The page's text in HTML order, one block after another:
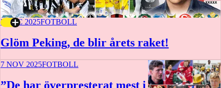
5 DEC 2025FOTBOLL
Glöm Peking, de blir årets raket!
7 NOV 2025FOTBOLL
”De har överpresterat mest i